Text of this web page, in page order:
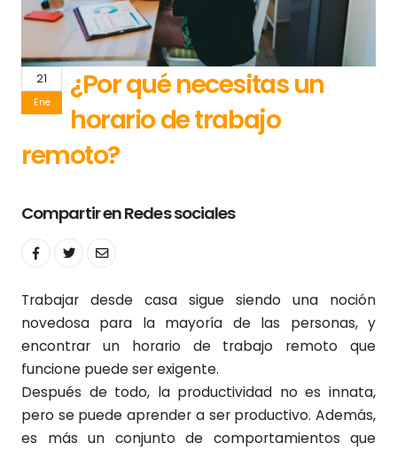
21
Ene
¿Por qué necesitas un
horario de trabajo
remoto?
Compartir en Redes sociales
Trabajar desde casa sigue siendo una noción
novedosa para la mayoría de las personas, y
encontrar un horario de trabajo remoto que
funcione puede ser exigente.
Después de todo, la productividad no es innata,
pero se puede aprender a ser productivo. Además,
es más un conjunto de comportamientos que